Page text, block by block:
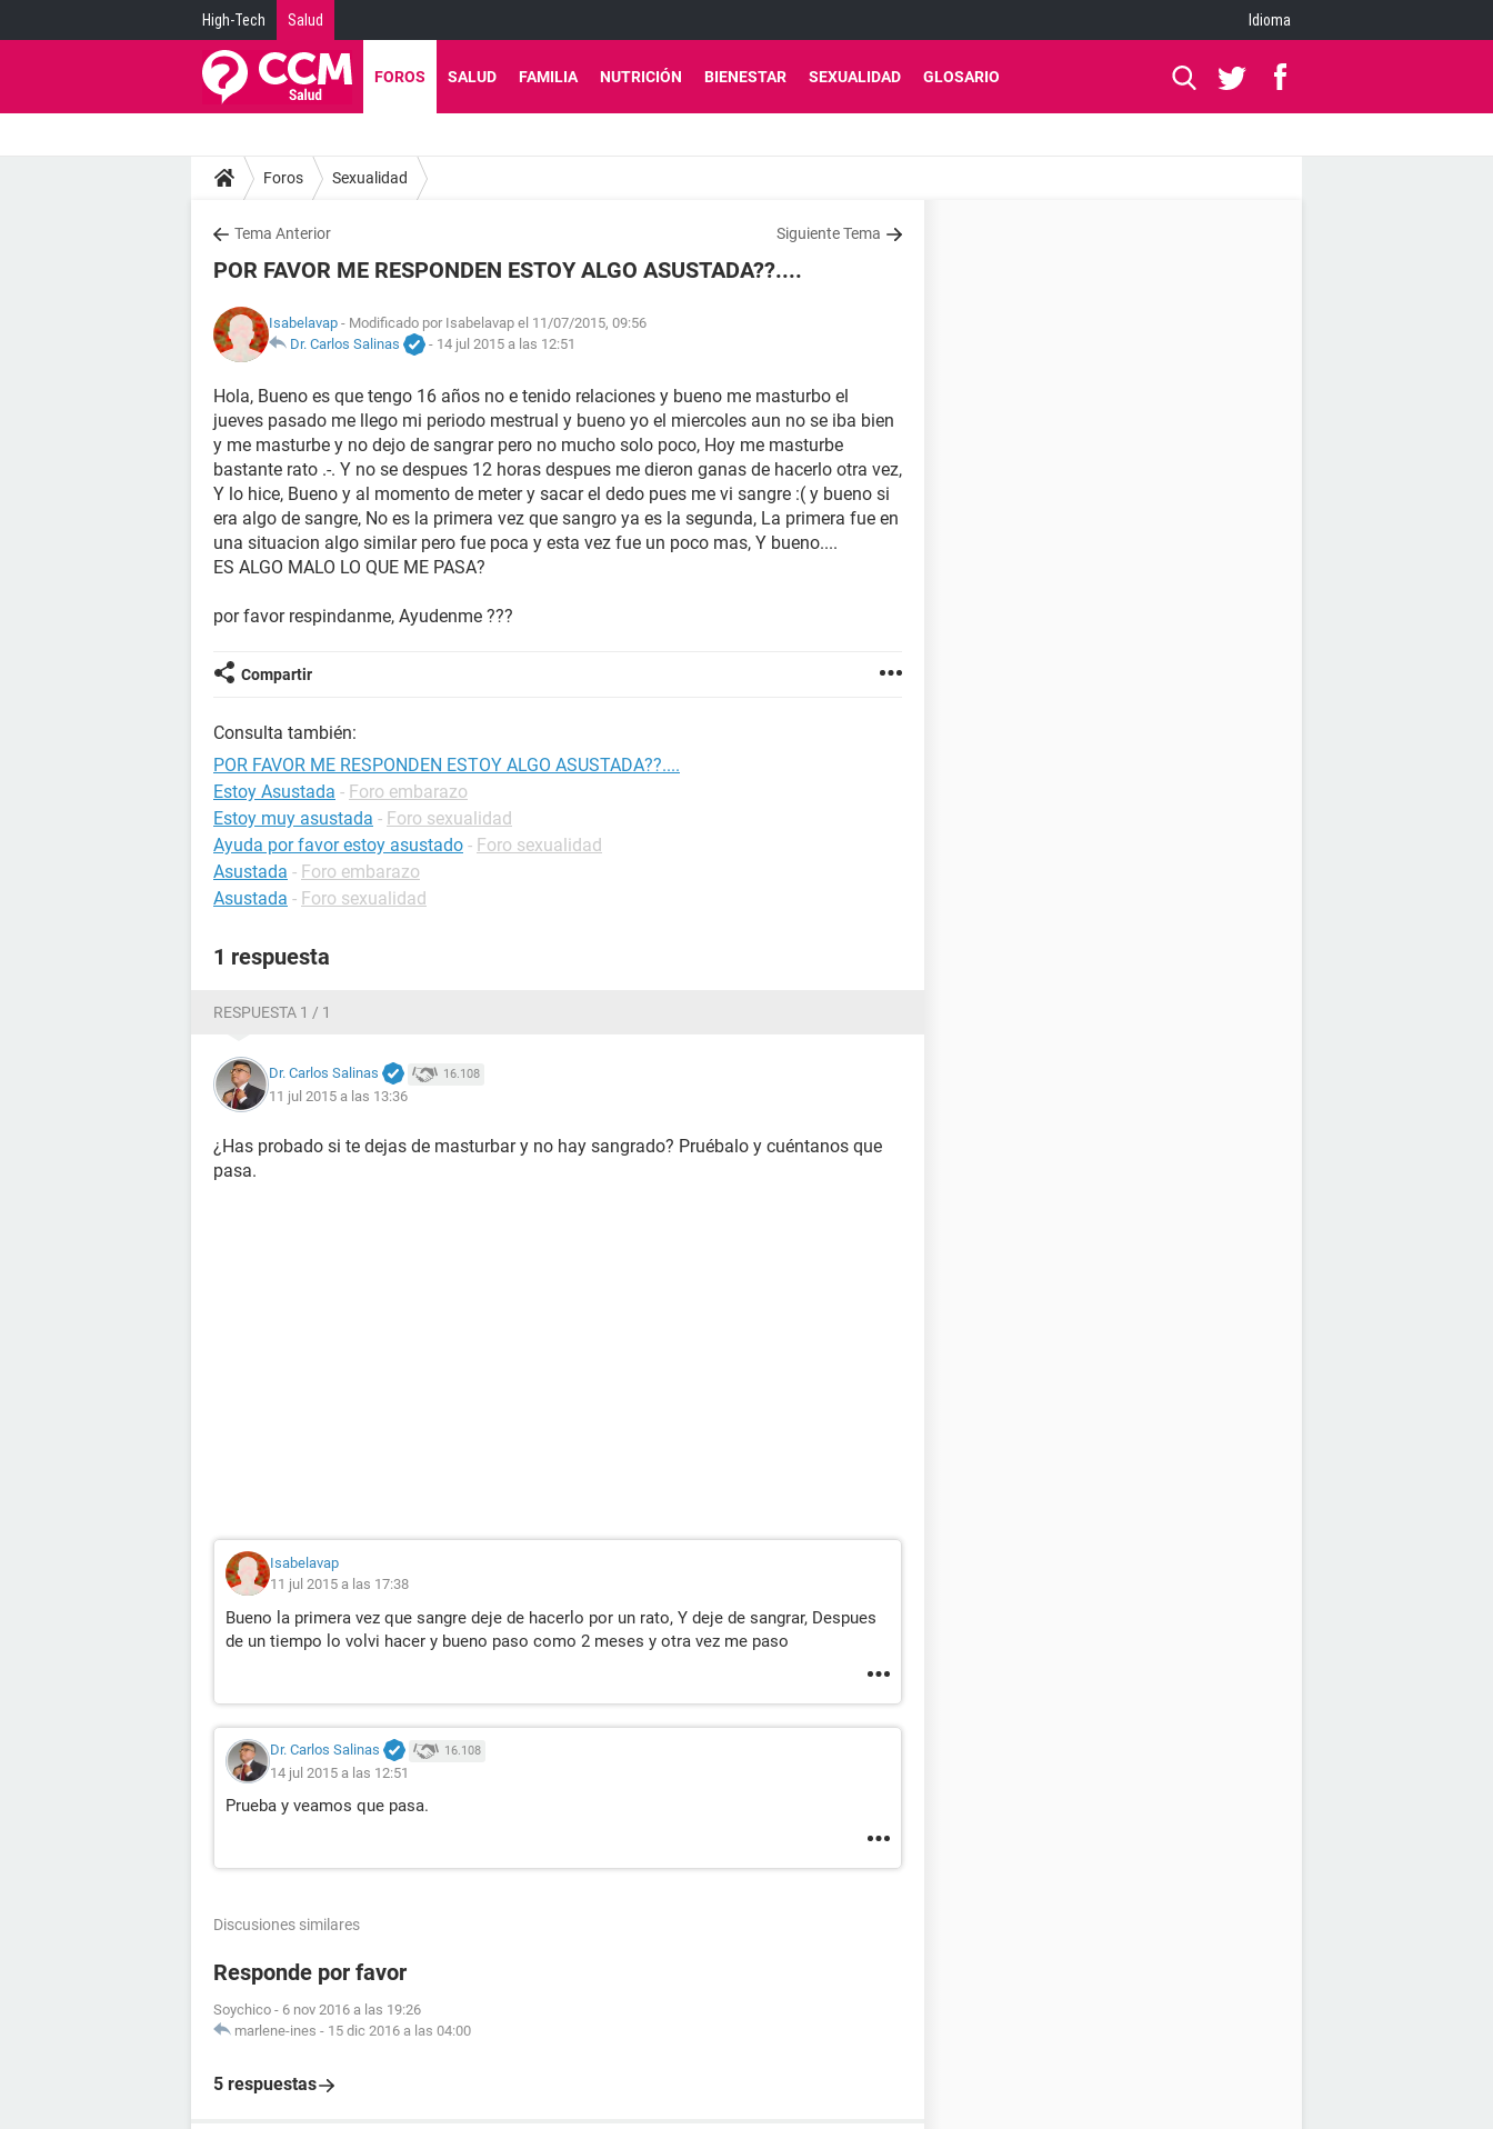
High-Tech Salud Idioma
FOROS SALUD FAMILIA NUTRICIÓN BIENESTAR SEXUALIDAD GLOSARIO
Foros Sexualidad
Tema Anterior Siguiente Tema
POR FAVOR ME RESPONDEN ESTOY ALGO ASUSTADA??....
Isabelavap - Modificado por Isabelavap el 11/07/2015, 09:56
Dr. Carlos Salinas
- 14 jul 2015 a las 12:51
Hola, Bueno es que tengo 16 años no e tenido relaciones y bueno me masturbo el
jueves pasado me llego mi periodo mestrual y bueno yo el miercoles aun no se iba bien
y me masturbe y no dejo de sangrar pero no mucho solo poco, Hoy me masturbe
bastante rato .-. Y no se despues 12 horas despues me dieron ganas de hacerlo otra vez,
Y lo hice, Bueno y al momento de meter y sacar el dedo pues me vi sangre :( y bueno si
era algo de sangre, No es la primera vez que sangro ya es la segunda, La primera fue en
una situacion algo similar pero fue poca y esta vez fue un poco mas, Y bueno....
ES ALGO MALO LO QUE ME PASA?
por favor respindanme, Ayudenme ???
Compartir
Consulta también:
POR FAVOR ME RESPONDEN ESTOY ALGO ASUSTADA??....
Estoy Asustada - Foro embarazo
Estoy muy asustada - Foro sexualidad
Ayuda por favor estoy asustado - Foro sexualidad
Asustada - Foro embarazo
Asustada - Foro sexualidad
1 respuesta
RESPUESTA 1 / 1
Dr. Carlos Salinas 16.108
11 jul 2015 a las 13:36
¿Has probado si te dejas de masturbar y no hay sangrado? Pruébalo y cuéntanos que
pasa.
Isabelavap
11 jul 2015 a las 17:38
Bueno la primera vez que sangre deje de hacerlo por un rato, Y deje de sangrar, Despues
de un tiempo lo volvi hacer y bueno paso como 2 meses y otra vez me paso
Dr. Carlos Salinas 16.108
14 jul 2015 a las 12:51
Prueba y veamos que pasa.
Discusiones similares
Responde por favor
Soychico - 6 nov 2016 a las 19:26
marlene-ines - 15 dic 2016 a las 04:00
5 respuestas